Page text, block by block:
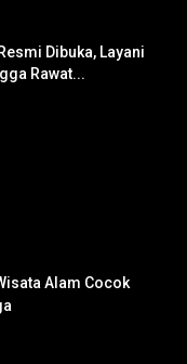
Dibuka, Layani
Rawat...
Alam Cocok